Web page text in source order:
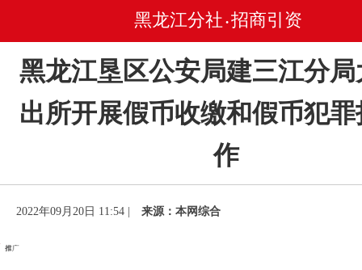
黑龙江分社 • 招商引资
黑龙江垦区公安局建三江分
出所开展假币收缴和假币犯
作
2022年09月20日 11:54 | 来源：本网综合